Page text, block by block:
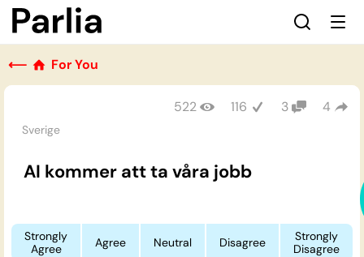
⟵ For You
Sverige
522 116 3 4
AI kommer att ta våra jobb
Strongly
Agree
Agree Neutral Disagree
Strongly
Disagree